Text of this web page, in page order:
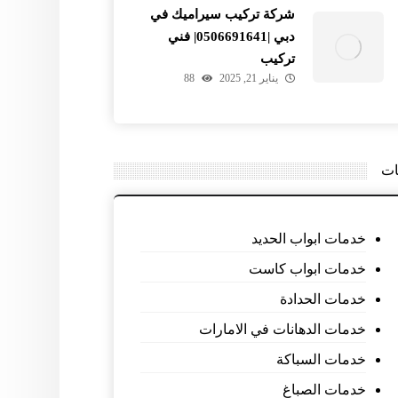
شركة تركيب سيراميك في
دبي |0506691641| فني
تركيب
يناير 21, 2025 88
خدمات ابواب الحديد
خدمات ابواب كاست
خدمات الحدادة
خدمات الدهانات في الامارات
خدمات السباكة
خدمات الصباغ